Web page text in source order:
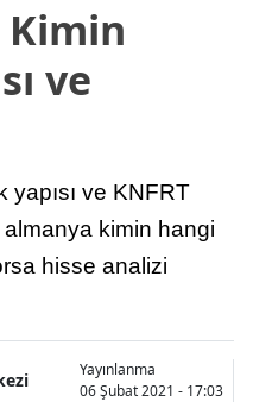
Kimin
ve
yapısı ve KNFRT
kimin hangi
hisse analizi
Yayınlanma
06 Şubat 2021 - 17:03